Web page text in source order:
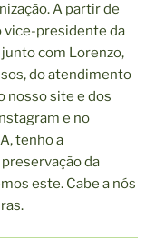
A partir de
vice-presidente da
junto com Lorenzo,
do atendimento
nosso site e dos
e no
tenho a
da
este. Cabe a nós